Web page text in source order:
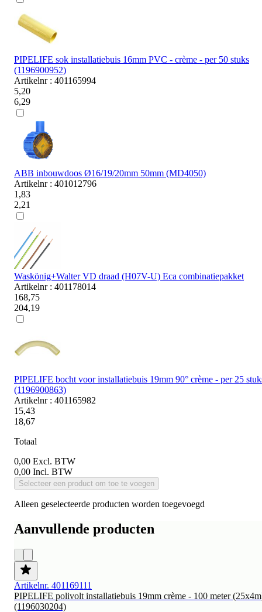
PIPELIFE sok installatiebuis 16mm PVC - crème - per 50 stuks
(1196900952)
Artikelnr : 401165994
5,20
6,29
ABB inbouwdoos Ø16/19/20mm 50mm (MD4050)
Artikelnr : 401012796
1,83
2,21
Waskönig+Walter VD draad (H07V-U) Eca combinatiepakket
Artikelnr : 401178014
168,75
204,19
PIPELIFE bocht voor installatiebuis 19mm 90° crème - per 25
(1196900863)
Artikelnr : 401165982
15,43
18,67
Totaal
0,00 Excl. BTW
0,00 Incl. BTW
Selecteer een product om toe te voegen
Alleen geselecteerde producten worden toegevoegd
Aanvullende producten
Artikelnr. 401169111
PIPELIFE polivolt installatiebuis 19mm crème - 100 meter
(1196030204)